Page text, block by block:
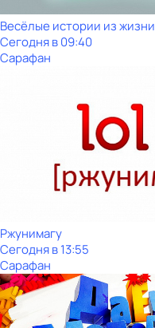
Весёлые истории из жизни
Сегодня в 09:40
Сарафан
Ржунимагу
Сегодня в 13:55
Сарафан